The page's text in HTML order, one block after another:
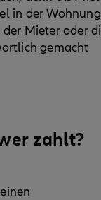
in der Wohnung
Mieter oder
gemacht
zahlt?